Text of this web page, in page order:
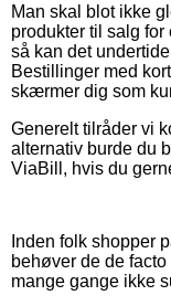
Man skal blot ikke
produkter til salg
så kan det
Bestillinger med
skærmer dig som
Generelt tilråder vi
alternativ burde du
ViaBill, hvis du
Inden folk shopper
behøver de de
mange gange ikke